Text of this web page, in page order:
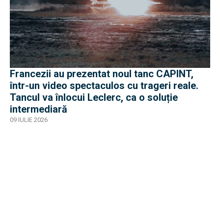
Francezii au prezentat noul tanc CAPINT,
într-un video spectaculos cu trageri reale.
Tancul va înlocui Leclerc, ca o soluție
intermediară
09 IULIE 2026